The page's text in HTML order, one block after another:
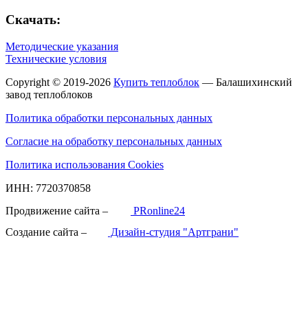
Скачать:
Методические указания
Технические условия
Copyright © 2019-2026 Купить теплоблок — Балашихинский
завод теплоблоков
Политика обработки персональных данных
Согласие на обработку персональных данных
Политика использования Cookies
ИНН: 7720370858
Продвижение сайта –
PRonline24
Создание сайта –
Дизайн-студия "Артграни"